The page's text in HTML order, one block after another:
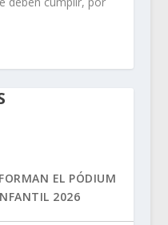
EL PÓDIUM
2026